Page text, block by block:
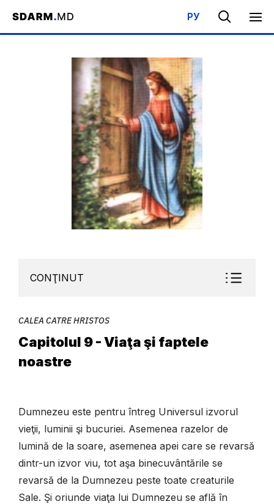
РУ
Acasa / Bibliotecă / Cărţi,compilaţii, broşure / Capitolul 9 - Viaţa
CONŢINUT
CALEA CATRE HRISTOS
Capitolul 9 - Viaţa şi faptele
noastre
Dumnezeu este pentru întreg Universul izvorul
vieţii, luminii şi bucuriei. Asemenea razelor de
lumină de la soare, asemenea apei care se revarsă
dintr-un izvor viu, tot aşa binecuvântările se
revarsă de la Dumnezeu peste toate creaturile
Sale. Şi oriunde viaţa lui Dumnezeu se află în